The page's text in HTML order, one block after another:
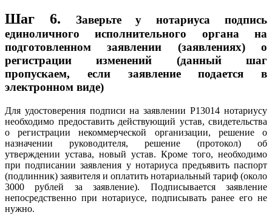
Шаг 6.
Заверьте у нотариуса подпись
единоличного исполнительного органа на
подготовленном заявлении (заявлениях) о
регистрации изменений (данный шаг
пропускаем, если заявление подается в
электронном виде)
Для удостоверения подписи на заявлении Р13014 нотариусу
необходимо предоставить действующий устав, свидетельства
о регистрации некоммерческой организации, решение о
назначении руководителя, решение (протокол) об
утверждении устава, новый устав. Кроме того, необходимо
при подписании заявления у нотариуса предъявить паспорт
(подлинник) заявителя и оплатить нотариальный тариф (около
3000 рублей за заявление). Подписывается заявление
непосредственно при нотариусе, подписывать ранее его не
нужно.